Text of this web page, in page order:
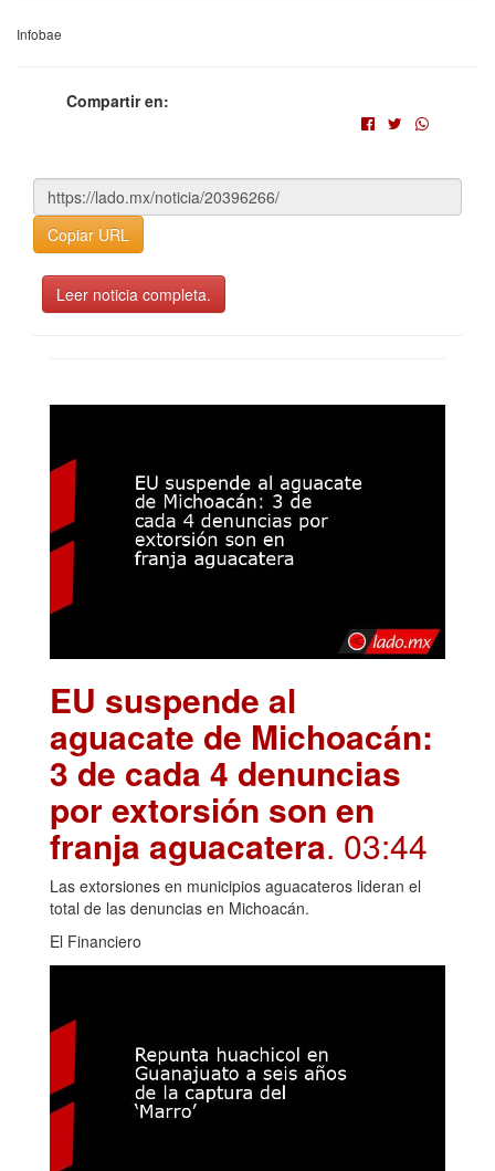
Infobae
Compartir en:
Copiar URL
Leer noticia completa.
EU suspende al
aguacate de Michoacán:
3 de cada 4 denuncias
por extorsión son en
franja aguacatera. 03:44
Las extorsiones en municipios aguacateros lideran el
total de las denuncias en Michoacán.
El Financiero